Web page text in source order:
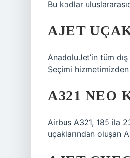
Bu kodlar
AJET
AnadoluJet’in tüm
Seçimi
A321 NEO
Airbus A321, 185 ila
uçaklarından oluşan